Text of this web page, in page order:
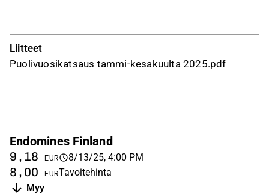
Liitteet
Puolivuosikatsaus tammi-kesakuulta 2025.pdf
Endomines Finland
9,18 EUR 8/13/25, 4:00 PM
8,00 EURTavoitehinta
Myy